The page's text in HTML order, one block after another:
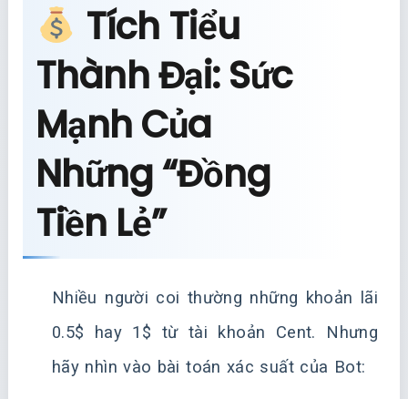
Tích Tiểu
Thành Đại: Sức
Mạnh Của
Những “Đồng
Tiền Lẻ”
Nhiều người coi thường những khoản lãi
0.5$ hay 1$ từ tài khoản Cent. Nhưng
hãy nhìn vào bài toán xác suất của Bot: